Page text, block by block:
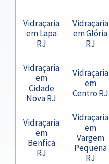
Vidraçaria
em Lapa
RJ
Vidraçaria
em Glória
RJ
Vidraçaria
em
Cidade
Nova RJ
Vidraçaria
em
Centro RJ
Vidraçaria
em
Benfica
RJ
Vidraçaria
em
Vargem
Pequena
RJ